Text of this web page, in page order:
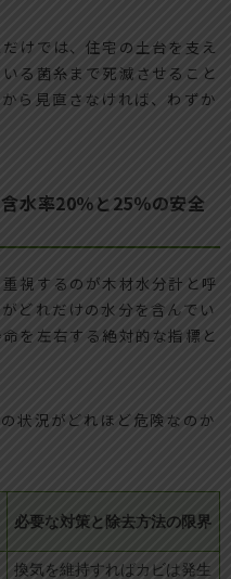
けでは、住宅の土台を支え
る菌糸まで死滅させること
ら見直さなければ、わずか
水率20％と25％の安全
視するのが木材水分計と呼
どれだけの水分を含んでい
を左右する絶対的な指標と
状況がどれほど危険なのか
必要な対策と除去方法の限界
換気を維持すればカビは発生